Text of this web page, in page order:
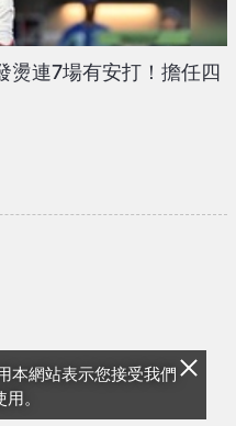
本網站表示您接受我們
。
燙連7場有安打！擔任四